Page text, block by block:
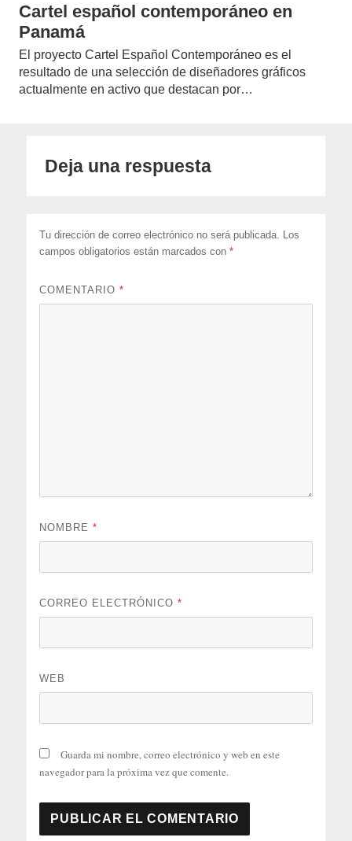
Cartel español contemporáneo en
Panamá
El proyecto Cartel Español Contemporáneo es el
resultado de una selección de diseñadores gráficos
actualmente en activo que destacan por…
Deja una respuesta
Tu dirección de correo electrónico no será publicada. Los
campos obligatorios están marcados con*
COMENTARIO*
NOMBRE*
CORREO ELECTRÓNICO*
WEB
Guarda mi nombre, correo electrónico y web en este
navegador para la próxima vez que comente.